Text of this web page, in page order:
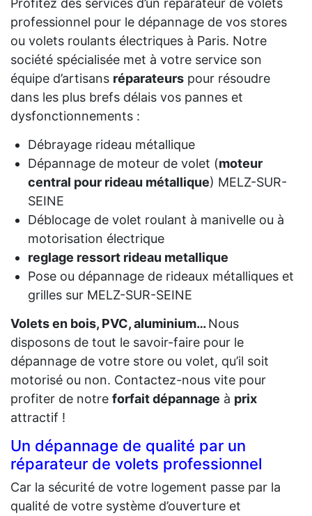
professionnel pour le dépannage de vos stores
ou volets roulants électriques à Paris. Notre
société spécialisée met à votre service son
équipe d’artisans réparateurs pour résoudre
dans les plus brefs délais vos pannes et
dysfonctionnements :
Débrayage rideau métallique
Dépannage de moteur de volet (moteur
central pour rideau métallique) MELZ-SUR-
SEINE
Déblocage de volet roulant à manivelle ou à
motorisation électrique
reglage ressort rideau metallique
Pose ou dépannage de rideaux métalliques et
grilles sur MELZ-SUR-SEINE
Volets en bois, PVC, aluminium…Nous
disposons de tout le savoir-faire pour le
dépannage de votre store ou volet, qu’il soit
motorisé ou non. Contactez-nous vite pour
profiter de notre forfait dépannage à prix
attractif !
Un dépannage de qualité par un
réparateur de volets professionnel
Car la sécurité de votre logement passe par la
qualité de votre système d’ouverture et